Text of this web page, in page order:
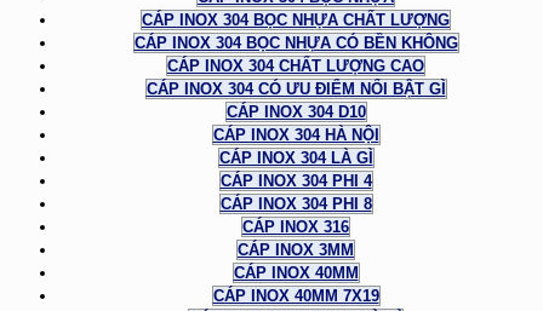
CÁP INOX 304 BỌC NHỰA CHẤT LƯỢNG
CÁP INOX 304 BỌC NHỰA CÓ BỀN KHÔNG
CÁP INOX 304 CHẤT LƯỢNG CAO
CÁP INOX 304 CÓ ƯU ĐIỂM NỔI BẬT GÌ
CÁP INOX 304 D10
CÁP INOX 304 HÀ NỘI
CÁP INOX 304 LÀ GÌ
CÁP INOX 304 PHI 4
CÁP INOX 304 PHI 8
CÁP INOX 316
CÁP INOX 3MM
CÁP INOX 40MM
CÁP INOX 40MM 7X19